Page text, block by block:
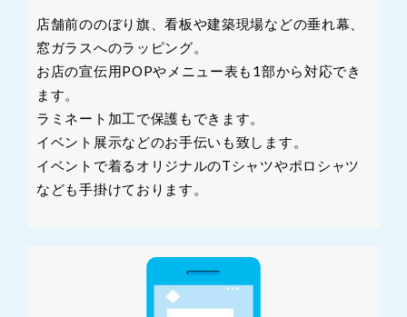
店舗前ののぼり旗、看板や建築現場などの垂れ幕、
窓ガラスへのラッピング。
お店の宣伝用POPやメニュー表も1部から対応でき
ます。
ラミネート加工で保護もできます。
イベント展示などのお手伝いも致します。
イベントで着るオリジナルのTシャツやポロシャツ
なども手掛けております。